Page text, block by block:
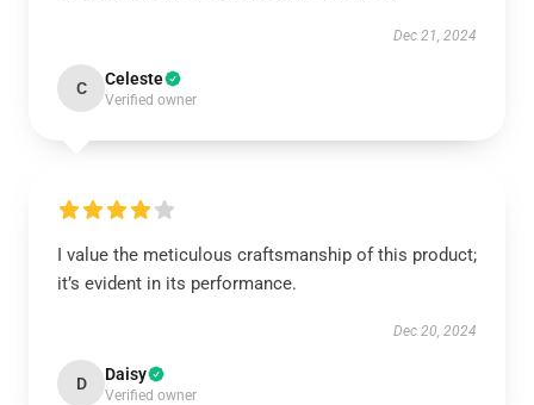
Dec 21, 2024
C Celeste
Verified owner
I value the meticulous craftsmanship of this product;
it’s evident in its performance.
Dec 20, 2024
D Daisy
Verified owner